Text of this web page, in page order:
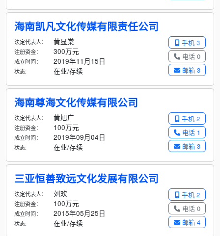
海南凯凡文化传媒有限责任公司
手机 3
电话 0
邮箱 3
法定代表人： 黄显棠
注册资金： 300万元
成立时间： 2019年11月15日
状态: 在业/存续
海南尊海文化传媒有限公司
手机 2
电话 1
邮箱 3
法定代表人： 黄旭广
注册资金： 100万元
成立时间： 2019年09月04日
状态: 在业/存续
三亚恒善致远文化发展有限公司
手机 2
电话 0
邮箱 4
法定代表人： 刘欢
注册资金： 100万元
成立时间： 2015年05月25日
状态: 在业/存续